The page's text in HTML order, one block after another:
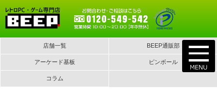
店舗一覧 BEEP通販部
アーケード基板 ピンボール
コラム